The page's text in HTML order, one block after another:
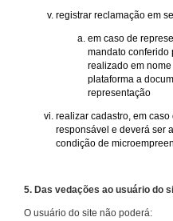
registrar reclamação em
em caso de
mandato conferido
realizado em
plataforma a
representação
realizar cadastro, em
responsável e deverá ser
condição de
5. Das vedações ao usuário do
O usuário do site não poderá: